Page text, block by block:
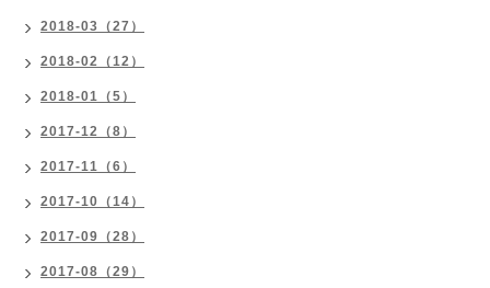
2018-03（27）
2018-02（12）
2018-01（5）
2017-12（8）
2017-11（6）
2017-10（14）
2017-09（28）
2017-08（29）